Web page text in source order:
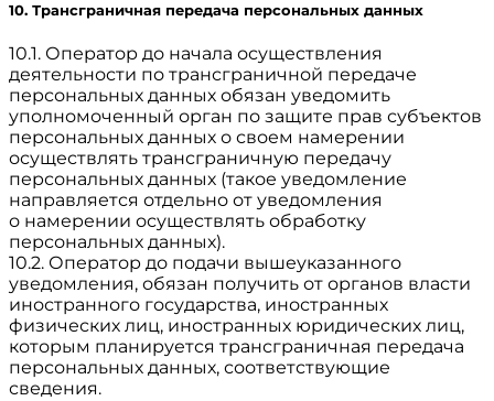
10. Трансграничная передача персональных данных
10.1. Оператор до начала осуществления
деятельности по трансграничной передаче
персональных данных обязан уведомить
уполномоченный орган по защите прав субъектов
персональных данных о своем намерении
осуществлять трансграничную передачу
персональных данных (такое уведомление
направляется отдельно от уведомления
о намерении осуществлять обработку
персональных данных).
10.2. Оператор до подачи вышеуказанного
уведомления, обязан получить от органов власти
иностранного государства, иностранных
физических лиц, иностранных юридических лиц,
которым планируется трансграничная передача
персональных данных, соответствующие
сведения.